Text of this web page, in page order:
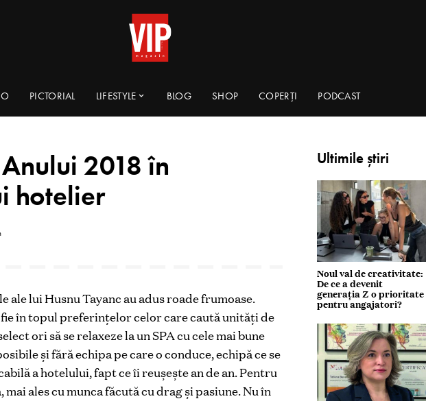
PICTORIAL LIFESTYLE BLOG SHOP COPERȚI PODCAST
2018 în
hotelier
ale lui Husnu Tayanc au adus roade frumoase.
în topul preferințelor celor care caută unități de
ori să se relaxeze la un SPA cu cele mai bune
și fără echipa pe care o conduce, echipă ce se
a hotelului, fapt ce îi reușește an de an. Pentru
ales cu munca făcută cu drag și pasiune. Nu în
Ultimile știri
Noul val de creativitate:
De ce a devenit
generația Z o prioritate
pentru angajatori?